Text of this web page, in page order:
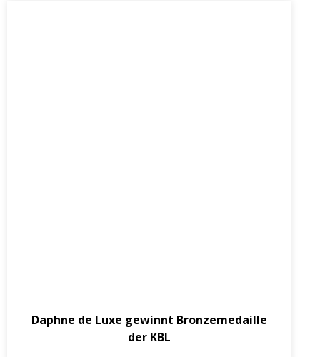
Daphne de Luxe gewinnt Bronzemedaille
der KBL